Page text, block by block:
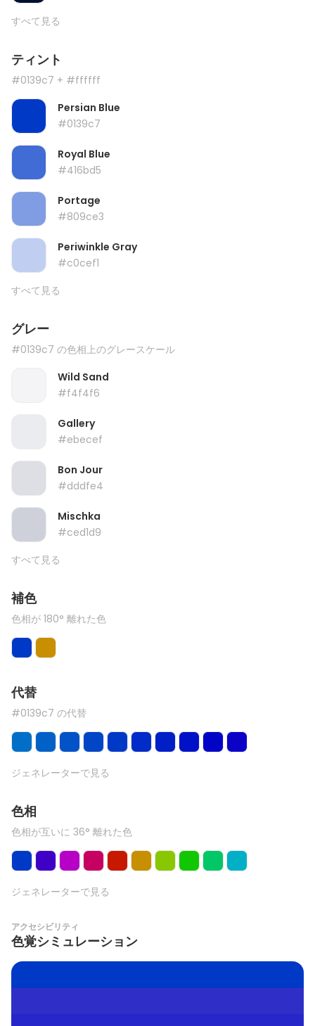
すべて見る
ティント
#0139c7 + #ffffff
Persian Blue
#0139c7
Royal Blue
#416bd5
Portage
#809ce3
Periwinkle Gray
#c0cef1
すべて見る
グレー
#0139c7 の色相上のグレースケール
Wild Sand
#f4f4f6
Gallery
#ebecef
Bon Jour
#dddfe4
Mischka
#ced1d9
すべて見る
補色
色相が 180° 離れた色
代替
#0139c7 の代替
ジェネレーターで見る
色相
色相が互いに 36° 離れた色
ジェネレーターで見る
アクセシビリティ
色覚シミュレーション